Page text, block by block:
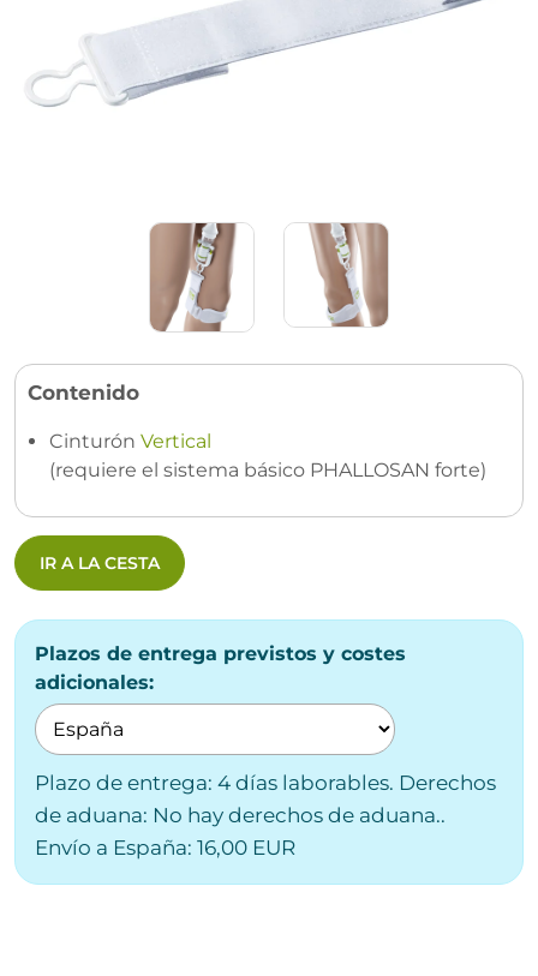
Contenido
Cinturón Vertical
(requiere el sistema básico PHALLOSAN forte)
IR A LA CESTA
Plazos de entrega previstos y costes
adicionales:
Plazo de entrega: 4 días laborables. Derechos
de aduana: No hay derechos de aduana..
Envío a España: 16,00 EUR